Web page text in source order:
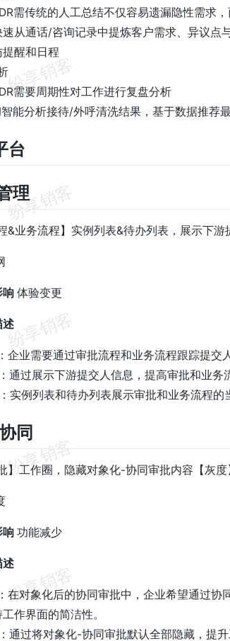
需传统的人工总结不仅容易遗漏隐性需求
从通话/咨询记录中提炼客户需求、异议点
醒和日程
需要周期性对工作进行复盘分析
能分析接待/外呼清洗结果，基于数据推荐
台
理
&业务流程】实例列表&待办列表，展示下游
响 体验变更
述
企业需要通过审批流程和业务流程跟踪提交
通过展示下游提交人信息，提高审批和业务
实例列表和待办列表展示审批和业务流程的
同
】工作圈，隐藏对象化-协同审批内容【灰度
响 功能减少
述
在对象化后的协同审批中，企业希望通过
作界面的简洁性。
通过将对象化-协同审批默认全部隐藏，提